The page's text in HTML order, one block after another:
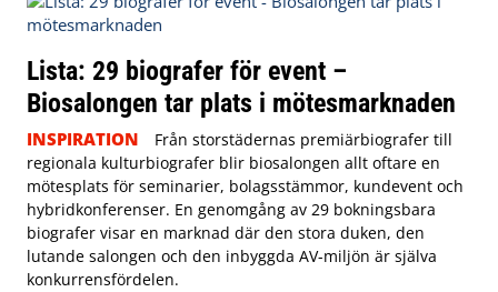
Lista: 29 biografer för event –
Biosalongen tar plats i mötesmarknaden
INSPIRATION
Från storstädernas premiärbiografer till
regionala kulturbiografer blir biosalongen allt oftare en
mötesplats för seminarier, bolagsstämmor, kundevent och
hybridkonferenser. En genomgång av 29 bokningsbara
biografer visar en marknad där den stora duken, den
lutande salongen och den inbyggda AV-miljön är själva
konkurrensfördelen.